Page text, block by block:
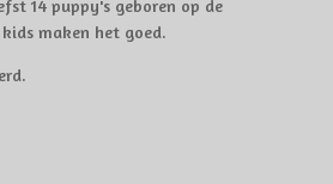
14 puppy's geboren op de
maken het goed.